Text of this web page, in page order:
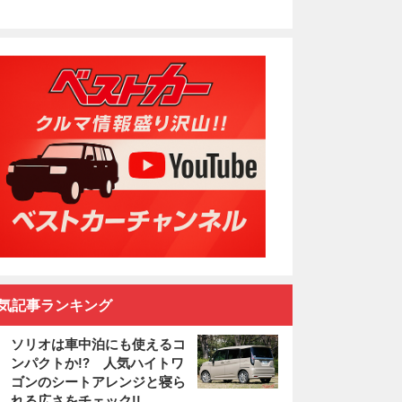
記事ランキング
ソリオは車中泊にも使えるコ
ンパクトか!? 人気ハイトワ
ゴンのシートアレンジと寝ら